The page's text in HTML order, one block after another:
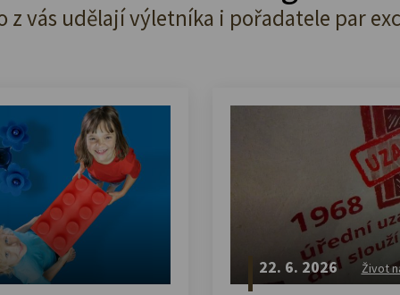
z vás udělají výletníka i pořadatele par
22. 6. 2026 Život